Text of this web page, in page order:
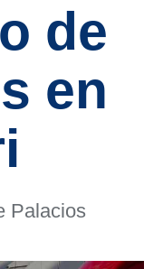
de
en
Palacios